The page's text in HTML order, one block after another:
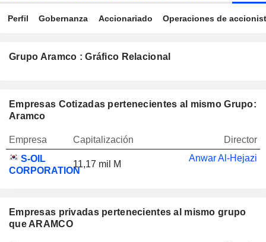
Perfil Gobernanza Accionariado Operaciones de
Grupo Aramco : Gráfico Relacional
Empresas Cotizadas pertenecientes al mismo Grupo:
Aramco
Empresa Capitalización
Director
S-OIL
CORPORATION
11,17 mil M
Anwar Al-Hejazi
Empresas privadas pertenecientes al mismo grupo
que ARAMCO